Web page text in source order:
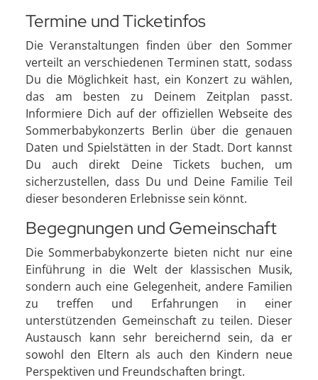
Termine und Ticketinfos
Die Veranstaltungen finden über den Sommer
verteilt an verschiedenen Terminen statt, sodass
Du die Möglichkeit hast, ein Konzert zu wählen,
das am besten zu Deinem Zeitplan passt.
Informiere Dich auf der offiziellen Webseite des
Sommerbabykonzerts Berlin über die genauen
Daten und Spielstätten in der Stadt. Dort kannst
Du auch direkt Deine Tickets buchen, um
sicherzustellen, dass Du und Deine Familie Teil
dieser besonderen Erlebnisse sein könnt.
Begegnungen und Gemeinschaft
Die Sommerbabykonzerte bieten nicht nur eine
Einführung in die Welt der klassischen Musik,
sondern auch eine Gelegenheit, andere Familien
zu treffen und Erfahrungen in einer
unterstützenden Gemeinschaft zu teilen. Dieser
Austausch kann sehr bereichernd sein, da er
sowohl den Eltern als auch den Kindern neue
Perspektiven und Freundschaften bringt.